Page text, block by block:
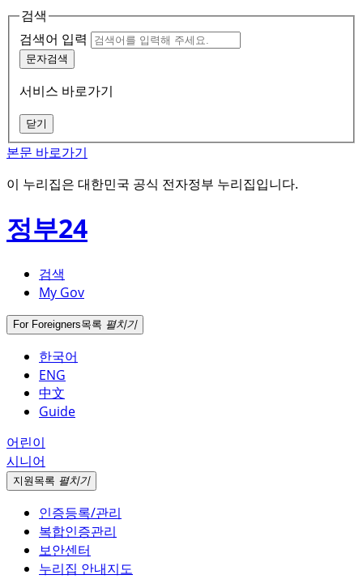
검색
검색어 입력
문자검색
서비스 바로가기
닫기
본문 바로가기
이 누리집은 대한민국 공식 전자정부 누리집입니다.
정부24
검색
My Gov
For Foreigners목록 펼치기
한국어
ENG
中文
Guide
어린이
시니어
지원 목록 펼치기
인증등록/관리
복합인증관리
보안센터
누리집 안내지도